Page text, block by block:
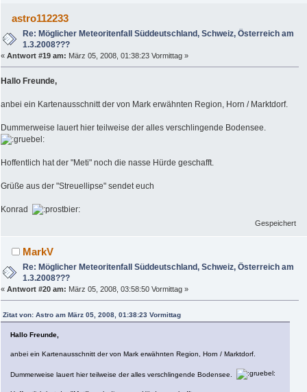
astro112233
Re: Möglicher Meteoritenfall Süddeutschland, Schweiz, Österreich am
1.3.2008???
« Antwort #19 am: März 05, 2008, 01:38:23 Vormittag »
Hallo Freunde,
anbei ein Kartenausschnitt der von Mark erwähnten Region, Horn / Marktdorf.
Dummerweise lauert hier teilweise der alles verschlingende Bodensee.
Hoffentlich hat der "Meti" noch die nasse Hürde geschafft.
Grüße aus der "Streuellipse" sendet euch
Konrad
Gespeichert
MarkV
Re: Möglicher Meteoritenfall Süddeutschland, Schweiz, Österreich am
1.3.2008???
« Antwort #20 am: März 05, 2008, 03:58:50 Vormittag »
Zitat von: Astro am März 05, 2008, 01:38:23 Vormittag
Hallo Freunde,
anbei ein Kartenausschnitt der von Mark erwähnten Region, Horn / Marktdorf.
Dummerweise lauert hier teilweise der alles verschlingende Bodensee.